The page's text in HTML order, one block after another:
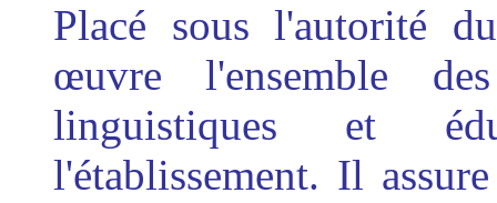
Placé sous l'autorité
œuvre l'ensemble
linguistiques et
l'établissement. Il